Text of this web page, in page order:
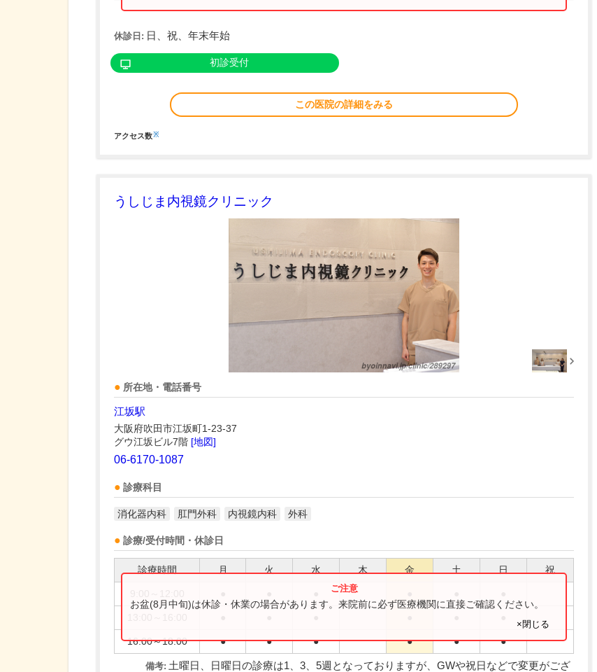
休診日: 日、祝、年末年始
初診受付
この医院の詳細をみる
アクセス数※
うしじま内視鏡クリニック
所在地・電話番号
江坂駅
大阪府吹田市江坂町1-23-37
グウ江坂ビル7階 [地図]
06-6170-1087
診療科目
消化器内科 肛門外科 内視鏡内科 外科
診療/受付時間・休診日
診療時間 月 火 水 木 金 土 日 祝
16:00～18:00 ● ● ● ● ● ●
お盆(8月中旬)は休診・休業の場合があります。来院前に必ず医療機関に直接ご確認ください。
×閉じる
備考: 土曜日、日曜日の診療は1、3、5週となっておりますが、GWや祝日などで変更がござ